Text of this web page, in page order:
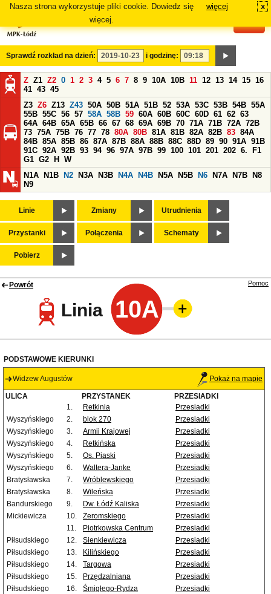
Nasza strona wykorzystuje pliki cookie. Dowiedz się
więcej.
więcej x
Sprawdź rozkład na dzień: i godzinę:
Z Z1 Z2 0 1 2 3 4 5 6 7 8 9 10A 10B 11 12 13 14 15 16
41 43 45
Z3 Z6 Z13 Z43 50A 50B 51A 51B 52 53A 53C 53B 54B 55A
55B 55C 56 57 58A 58B 59 60A 60B 60C 60D 61 62 63
64A 64B 65A 65B 66 67 68 69A 69B 70 71A 71B 72A 72B
73 75A 75B 76 77 78 80A 80B 81A 81B 82A 82B 83 84A
84B 85A 85B 86 87A 87B 88A 88B 88C 88D 89 90 91A 91B
91C 92A 92B 93 94 96 97A 97B 99 100 101 201 202 6.
F1
G1 G2 H
W
N1A
N1B N2 N3A N3B N4A N4B N5A N5B N6 N7A N7B
N8
N9
Linie Zmiany Utrudnienia
Przystanki Połączenia Schematy
Pobierz
Powrót
Linia 10A
Pomoc
PODSTAWOWE KIERUNKI
Widzew Augustów Pokaż na mapie
ULICA PRZYSTANEK
PRZESIADKI
1.
Retkinia
Przesiadki
Wyszyńskiego
2. blok 270
Przesiadki
Wyszyńskiego
3. Armii Krajowej
Przesiadki
Wyszyńskiego
4. Retkińska
Przesiadki
Wyszyńskiego
5. Os. Piaski
Przesiadki
Wyszyńskiego
6. Waltera-Janke
Przesiadki
Bratysławska
7. Wróblewskiego
Przesiadki
Bratysławska
8. Wileńska
Przesiadki
Bandurskiego
9. Dw. Łódź Kaliska
Przesiadki
Mickiewicza
10. Żeromskiego
Przesiadki
11.
Piotrkowska Centrum
Przesiadki
Piłsudskiego
12. Sienkiewicza
Przesiadki
Piłsudskiego
13. Kilińskiego
Przesiadki
Piłsudskiego
14. Targowa
Przesiadki
Piłsudskiego
15. Przędzalniana
Przesiadki
Piłsudskiego
16. Śmigłego-Rydza
Przesiadki